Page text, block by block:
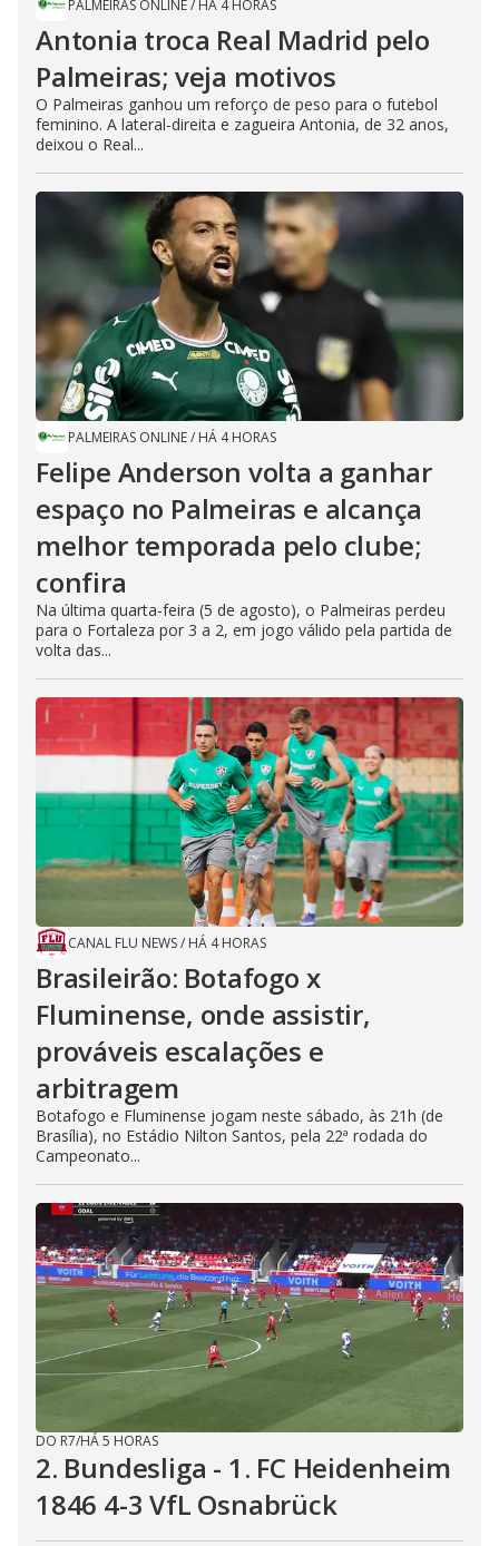
PALMEIRAS ONLINE/ HÁ 4 HORAS
Antonia troca Real Madrid pelo
Palmeiras; veja motivos
O Palmeiras ganhou um reforço de peso para o futebol
feminino. A lateral-direita e zagueira Antonia, de 32 anos,
deixou o Real...
PALMEIRAS ONLINE/ HÁ 4 HORAS
Felipe Anderson volta a ganhar
espaço no Palmeiras e alcança
melhor temporada pelo clube;
confira
Na última quarta-feira (5 de agosto), o Palmeiras perdeu
para o Fortaleza por 3 a 2, em jogo válido pela partida de
volta das...
CANAL FLU NEWS/ HÁ 4 HORAS
Brasileirão: Botafogo x
Fluminense, onde assistir,
prováveis escalações e
arbitragem
Botafogo e Fluminense jogam neste sábado, às 21h (de
Brasília), no Estádio Nilton Santos, pela 22ª rodada do
Campeonato...
DO R7/HÁ 5 HORAS
2. Bundesliga - 1. FC Heidenheim
1846 4-3 VfL Osnabrück